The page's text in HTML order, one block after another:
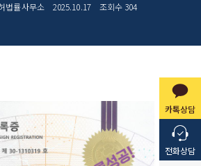
카톡상담
전화상담
법률사무소 2025.10.17 조회수 304